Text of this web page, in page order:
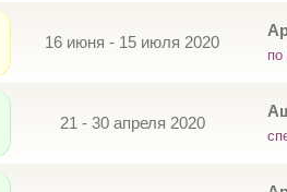
16 июня - 15 июля 2020
по
21 - 30 апреля 2020